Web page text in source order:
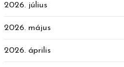
2026. július
2026. május
2026. április